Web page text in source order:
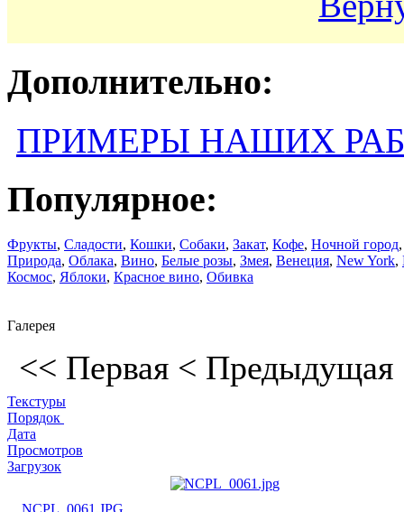
Дополнительно:
ПРИМЕРЫ НАШИХ
Популярное:
Фрукты, Сладости, Кошки, Собаки, Закат, Кофе, Ночной город
Природа, Облака, Вино, Белые розы, Змея, Венеция, New York,
Космос, Яблоки, Красное вино, Обивка
Галерея
<< Первая < Предыдущая
Текстуры
Порядок
Дата
Просмотров
Загрузок